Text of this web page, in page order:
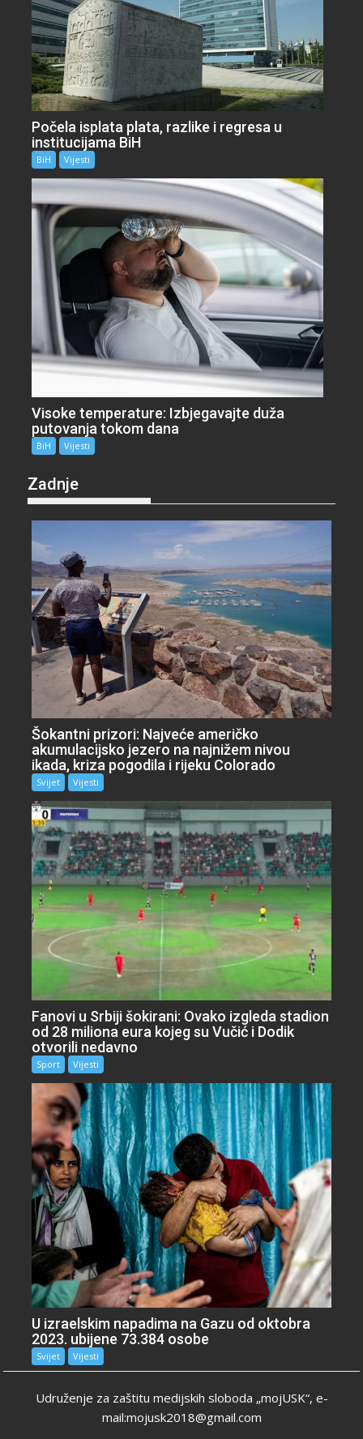
Počela isplata plata, razlike i regresa u
institucijama BiH
BiH Vijesti
Visoke temperature: Izbjegavajte duža
putovanja tokom dana
BiH Vijesti
Zadnje
Šokantni prizori: Najveće američko
akumulacijsko jezero na najnižem nivou
ikada, kriza pogodila i rijeku Colorado
Svijet Vijesti
Fanovi u Srbiji šokirani: Ovako izgleda stadion
od 28 miliona eura kojeg su Vučić i Dodik
otvorili nedavno
Sport Vijesti
U izraelskim napadima na Gazu od oktobra
2023. ubijene 73.384 osobe
Svijet Vijesti
Udruženje za zaštitu medijskih sloboda „mojUSK“, e-
mail:mojusk2018@gmail.com